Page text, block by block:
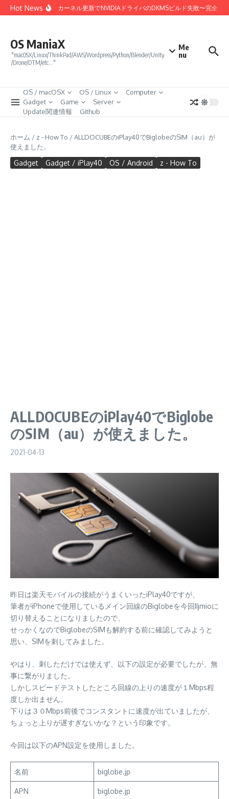
コンテンツへスキップ
Hot NewsLinux 7.0カーネル更新でNVIDIAドライバのDKMSビルド失敗〜完全復
OS ManiaX
"macOSX/Linux/ThinkPad/AWS/Wordpress/Python/Blender/Unity
/Drone/DTM/etc…"
Me
nu
OS / macOSX OS / Linux
Computer
Gadget
Game
Server
Update関連情報
Github
ホーム / z - How To /ALLDOCUBEのiPlay40でBiglobeのSIM（au）が
使えました。
Gadget Gadget / iPlay40 OS / Android z - How To
ALLDOCUBEのiPlay40でBiglobe
のSIM（au）が使えました。
2021-04-13
昨日は楽天モバイルの接続がうまくいったiPlay40ですが、
筆者がiPhoneで使用しているメイン回線のBiglobeを今回IIjmioに
切り替えることになりましたので、
せっかくなのでBiglobeのSIMも解約する前に確認してみようと
思い、SIMを刺してみました。
やはり、刺しただけでは使えず、以下の設定が必要でしたが、無
事に繋がりました。
しかしスピードテストしたところ回線の上りの速度が１Mbps程
度しか出ません。
下りは３０Mbps前後でコンスタントに速度が出ていましたが、
ちょっと上りが遅すぎないかな？という印象です。
今回は以下のAPN設定を使用しました。
名前 biglobe.jp
APN biglobe.jp